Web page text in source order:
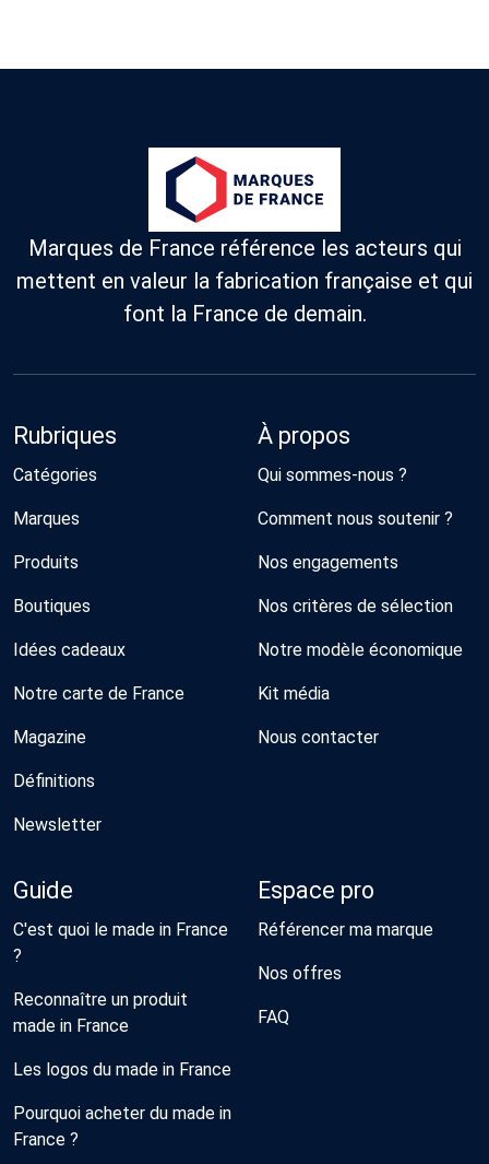
Marques de France référence les acteurs qui
mettent en valeur la fabrication française et qui
font la France de demain.
Rubriques
Catégories
Marques
Produits
Boutiques
Idées cadeaux
Notre carte de France
Magazine
Définitions
Newsletter
À propos
Qui sommes-nous ?
Comment nous soutenir ?
Nos engagements
Nos critères de sélection
Notre modèle économique
Kit média
Nous contacter
Guide
C'est quoi le made in France
?
Reconnaître un produit
made in France
Les logos du made in France
Pourquoi acheter du made in
France ?
Espace pro
Référencer ma marque
Nos offres
FAQ